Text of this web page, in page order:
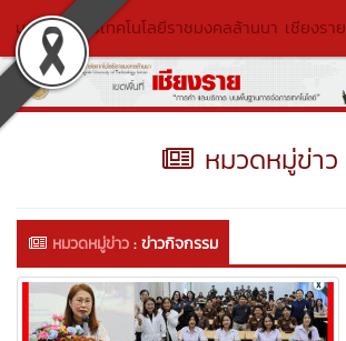
มหาวิทยาลัยเทคโนโลยีราชมงคลล้านนา เชียงราย
หมวดหมู่ข่าว
หมวดหมู่ข่าว:ข่าวกิจกรรม